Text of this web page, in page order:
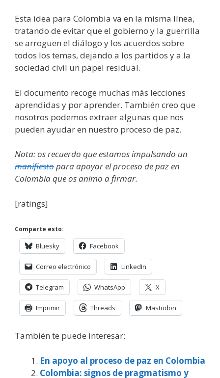
Esta idea para Colombia va en la misma línea,
tratando de evitar que el gobierno y la guerrilla
se arroguen el diálogo y los acuerdos sobre
todos los temas, dejando a los partidos y a la
sociedad civil un papel residual.
El documento recoge muchas más lecciones
aprendidas y por aprender. También creo que
nosotros podemos extraer algunas que nos
pueden ayudar en nuestro proceso de paz.
Nota: os recuerdo que estamos impulsando un
manifiestopara apoyar el proceso de paz en
Colombia que os animo a firmar.
[ratings]
Comparte esto:
Bluesky Facebook
Correo electrónico LinkedIn
Telegram WhatsApp X
Imprimir Threads Mastodon
También te puede interesar:
En apoyo al proceso de paz en Colombia
Colombia: signos de pragmatismo y